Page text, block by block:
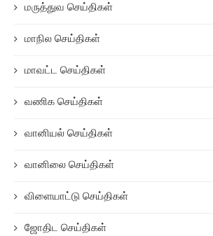
மருத்துவ செய்திகள்
மாநில செய்திகள்
மாவட்ட செய்திகள்
வணிக செய்திகள்
வானியல் செய்திகள்
வானிலை செய்திகள்
விளையாட்டு செய்திகள்
ஜோதிட செய்திகள்